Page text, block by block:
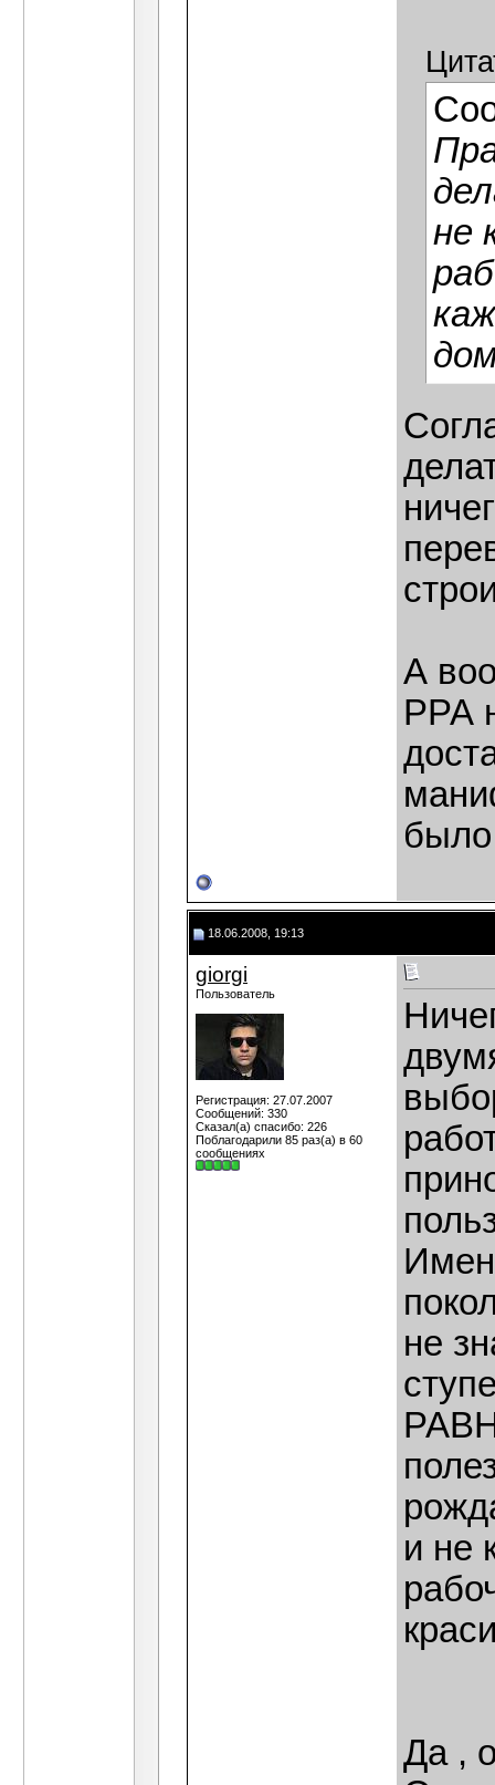
не
А
РРА
18.06.2008, 19:13
giorgi
Пользователь
Регистрация: 27.07.2007
Сообщений: 330
Сказал(а) спасибо: 226
Поблагодарили 85 раз(а) в 60
сообщениях
не
и не
Да ,